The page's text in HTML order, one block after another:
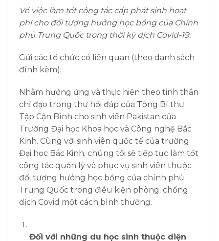
Về việc làm tốt công tác cấp phát sinh hoạt
phí cho đối tượng hưởng học bổng của Chính
phủ Trung Quốc trong thời kỳ dịch Covid-19.
Gửi các tổ chức có liên quan (theo danh sách
đính kèm):
Nhằm hưởng ứng và thực hiện theo tinh thần
chỉ đạo trong thư hồi đáp của Tổng Bí thư
Tập Cận Bình cho sinh viên Pakistan của
Trường Đại học Khoa học và Công nghệ Bắc
Kinh. Cùng với sinh viên quốc tế của trường
Đại học Bắc Kinh; chúng tôi sẽ tiếp tục làm tốt
công tác quản lý và phục vụ sinh viên thuộc
đối tượng hưởng học bổng của chính phủ
Trung Quốc trong điều kiện phòng; chống
dịch Covid một cách bình thường.
Đối với những du học sinh thuộc diện